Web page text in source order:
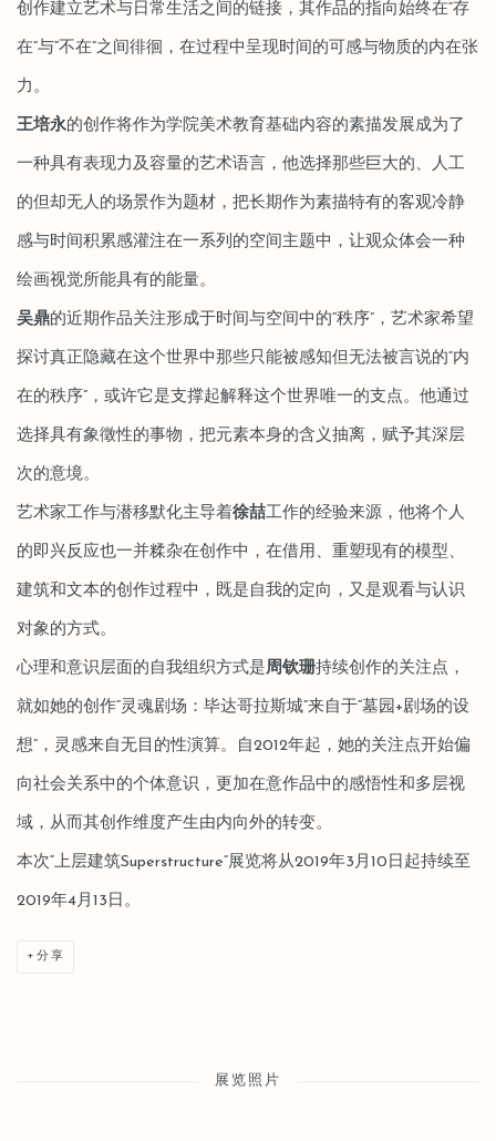
创作建立艺术与日常生活之间的链接，其作品的指向始终在“存
在”与“不在”之间徘徊，在过程中呈现时间的可感与物质的内在张
力。
王培永的创作将作为学院美术教育基础内容的素描发展成为了
一种具有表现力及容量的艺术语言，他选择那些巨大的、人工
的但却无人的场景作为题材，把长期作为素描特有的客观冷静
感与时间积累感灌注在一系列的空间主题中，让观众体会一种
绘画视觉所能具有的能量。
吴鼎的近期作品关注形成于时间与空间中的“秩序”，艺术家希望
探讨真正隐藏在这个世界中那些只能被感知但无法被言说的“内
在的秩序”，或许它是支撑起解释这个世界唯一的支点。他通过
选择具有象徵性的事物，把元素本身的含义抽离，赋予其深层
次的意境。
艺术家工作与潜移默化主导着徐喆工作的经验来源，他将个人
的即兴反应也一并糅杂在创作中，在借用、重塑现有的模型、
建筑和文本的创作过程中，既是自我的定向，又是观看与认识
对象的方式。
心理和意识层面的自我组织方式是周钦珊持续创作的关注点，
就如她的创作“灵魂剧场：毕达哥拉斯城”来自于“墓园+剧场的设
想”，灵感来自无目的性演算。自2012年起，她的关注点开始偏
向社会关系中的个体意识，更加在意作品中的感悟性和多层视
域，从而其创作维度产生由内向外的转变。
本次“上层建筑Superstructure”展览将从2019年3月10日起持续至
2019年4月13日。
分享
展览照片